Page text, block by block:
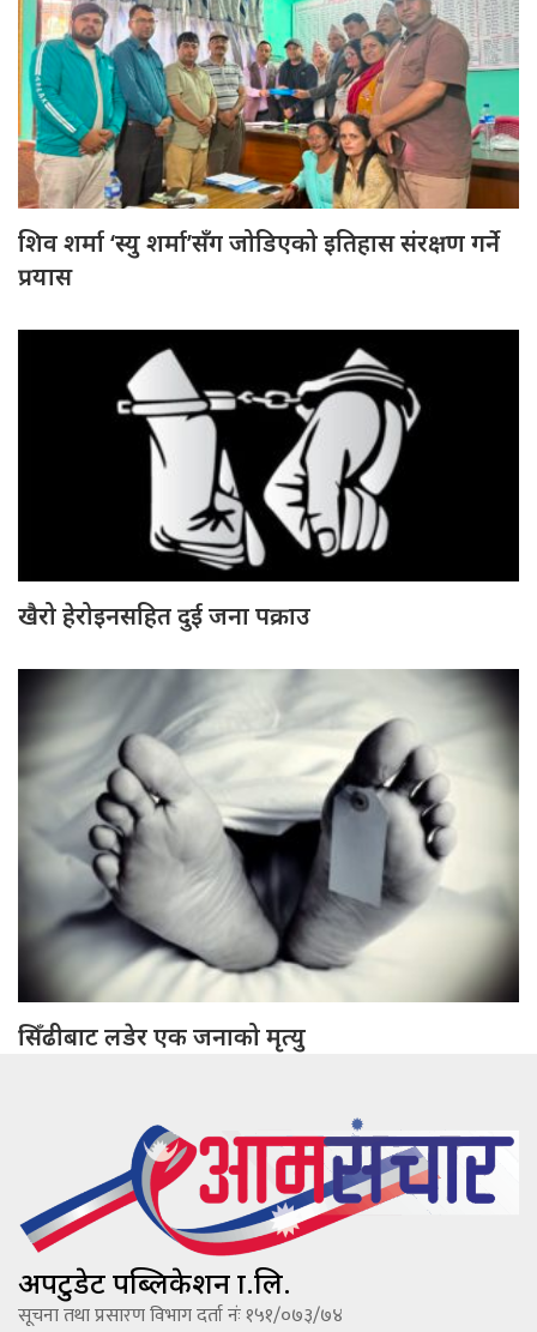
शिव शर्मा ‘स्यु शर्मा’सँग जोडिएको इतिहास संरक्षण गर्ने
प्रयास
खैरो हेरोइनसहित दुई जना पक्राउ
सिँढीबाट लडेर एक जनाको मृत्यु
अपटुडेट पब्लिकेशन प्रा.लि.
सूचना तथा प्रसारण विभाग दर्ता नंः १५१/०७३/७४